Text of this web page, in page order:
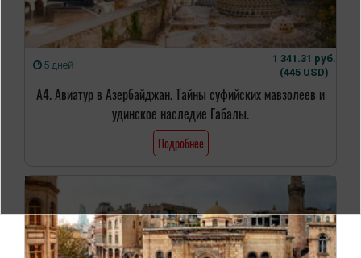
5 дней
1 341.31 руб.
(445 USD)
А4. Авиатур в Азербайджан. Тайны суфийских мавзолеев и
удинское наследие Габалы.
Подробнее